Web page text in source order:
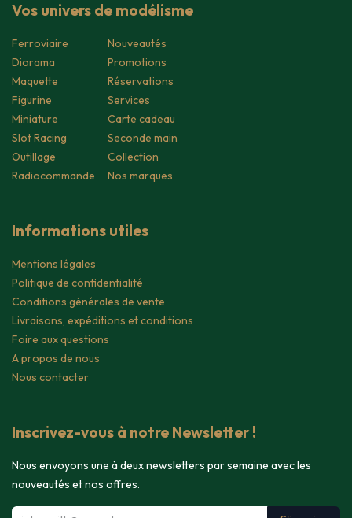
Vos univers de modélisme
Ferroviaire
Diorama
Maquette
Figurine
Miniature
Slot Racing
Outillage
Radiocommande
Nouveautés
Promotions
Réservations
Services
Carte cadeau
Seconde main
Collection
Nos marques
Informations utiles
Mentions légales
Politique de confidentialité
Conditions générales de vente
Livraisons, expéditions et conditions
Foire aux questions
A propos de nous
Nous contacter
Inscrivez-vous à notre Newsletter !
Nous envoyons une à deux newsletters par semaine avec les
nouveautés et nos offres.